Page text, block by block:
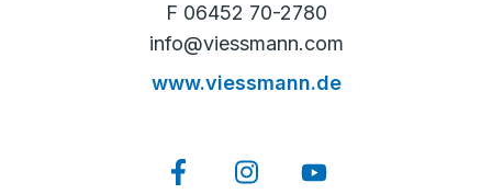
F 06452 70-2780
info@viessmann.com
www.viessmann.de